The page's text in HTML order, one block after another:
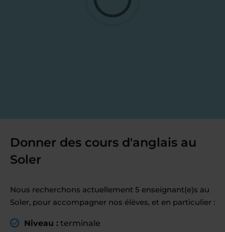
Donner des cours d'anglais au
Soler
Nous recherchons actuellement 5 enseignant(e)s au
Soler, pour accompagner nos élèves, et en particulier :
Niveau : terminale